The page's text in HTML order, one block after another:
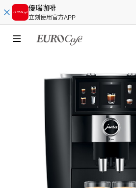
優瑞咖啡
立刻使用官方APP